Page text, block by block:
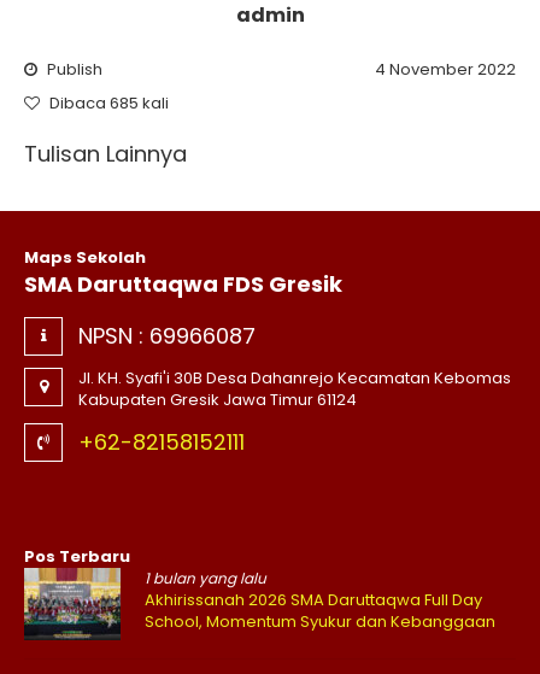
admin
Publish
4 November 2022
Dibaca 685 kali
Tulisan Lainnya
Maps Sekolah
SMA Daruttaqwa FDS Gresik
NPSN : 69966087
Jl. KH. Syafi'i 30B Desa Dahanrejo Kecamatan Kebomas
Kabupaten Gresik Jawa Timur 61124
+62-82158152111
Pos Terbaru
1 bulan yang lalu
Akhirissanah 2026 SMA Daruttaqwa Full Day
School, Momentum Syukur dan Kebanggaan